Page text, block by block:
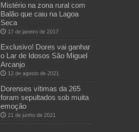
Mistério na zona rural com
Balão que caiu na Lagoa
Seca
17 de janeiro de 2017
Exclusivo! Dores vai ganhar
o Lar de Idosos São Miguel
Arcanjo
12 de agosto de 2021
Dorenses vítimas da 265
foram sepultados sob muita
emoção
21 de junho de 2021